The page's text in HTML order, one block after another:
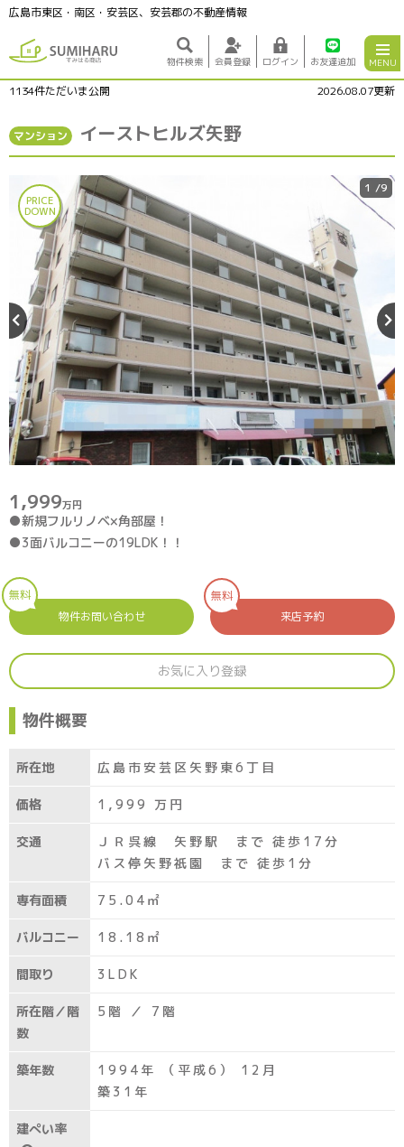
広島市東区・南区・安芸区、安芸郡の不動産情報
物件検索 会員登録 ログイン お友達追加 MENU
1134件ただいま公開 2026.08.07更新
マンション イーストヒルズ矢野
PRICE
DOWN
1 /9
1,999万円
●新規フルリノベ×角部屋！
●3面バルコニーの19LDK！！
無料
物件お問い合わせ
無料
来店予約
お気に入り登録
物件概要
所在地 広島市安芸区矢野東6丁目
価格 1,999 万円
交通
ＪＲ呉線 矢野駅 まで 徒歩17分
バス停矢野祇園 まで 徒歩1分
専有面積 75.04㎡
バルコニー 18.18㎡
間取り 3LDK
所在階／階
数
5階 ／ 7階
築年数
1994年 （平成6） 12月
築31年
建ぺい率